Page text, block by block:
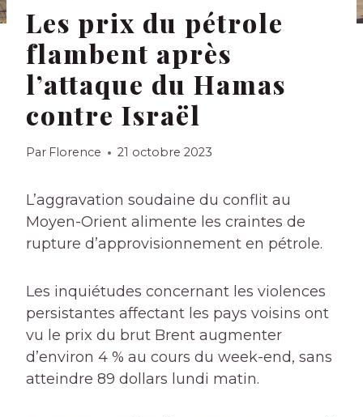
Les prix du pétrole
flambent après
l’attaque du Hamas
contre Israël
Par Florence 21 octobre 2023
L’aggravation soudaine du conflit au
Moyen-Orient alimente les craintes de
rupture d’approvisionnement en pétrole.
Les inquiétudes concernant les violences
persistantes affectant les pays voisins ont
vu le prix du brut Brent augmenter
d’environ 4 % au cours du week-end, sans
atteindre 89 dollars lundi matin.